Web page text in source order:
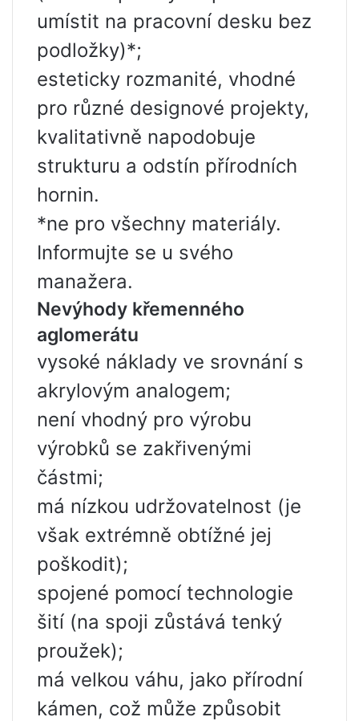
umístit na pracovní desku bez
podložky)*;
esteticky rozmanité, vhodné
pro různé designové projekty,
kvalitativně napodobuje
strukturu a odstín přírodních
hornin.
*ne pro všechny materiály.
Informujte se u svého
manažera.
Nevýhody křemenného
aglomerátu
vysoké náklady ve srovnání s
akrylovým analogem;
není vhodný pro výrobu
výrobků se zakřivenými
částmi;
má nízkou udržovatelnost (je
však extrémně obtížné jej
poškodit);
spojené pomocí technologie
šití (na spoji zůstává tenký
proužek);
má velkou váhu, jako přírodní
kámen, což může způsobit